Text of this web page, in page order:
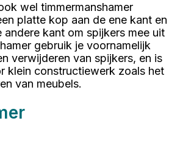
wel timmermanshamer
platte kop aan de ene kant en
andere kant om spijkers mee uit
gebruik je voornamelijk
verwijderen van spijkers, en is
klein constructiewerk zoals het
van meubels.